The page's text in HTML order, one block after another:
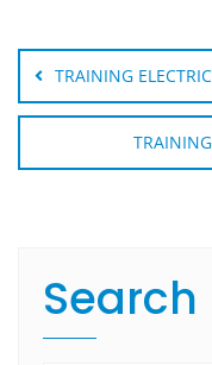
Post
TRAINING
Search